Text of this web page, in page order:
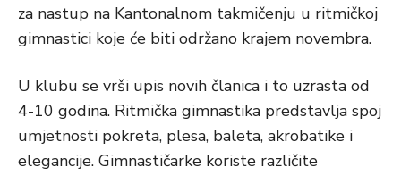
za nastup na Kantonalnom takmičenju u ritmičkoj
gimnastici koje će biti održano krajem novembra.
U klubu se vrši upis novih članica i to uzrasta od
4-10 godina. Ritmička gimnastika predstavlja spoj
umjetnosti pokreta, plesa, baleta, akrobatike i
elegancije. Gimnastičarke koriste različite